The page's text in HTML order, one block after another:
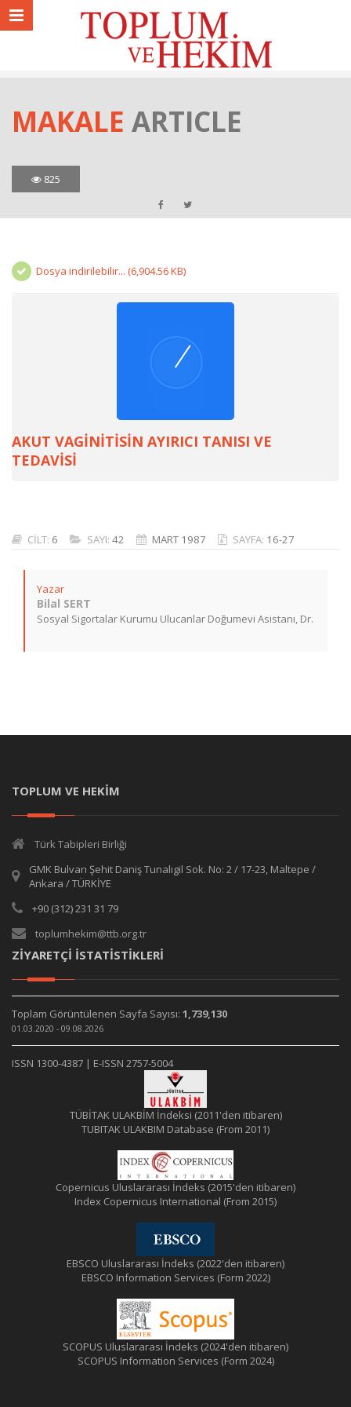
MAKALE ARTICLE
825
Dosya indirilebilir... (6,904.56 KB)
AKUT VAGİNİTİSİN AYIRICI TANISI VE
TEDAVİSİ
CİLT: 6 SAYI: 42 MART 1987 SAYFA: 16-27
Yazar
Bilal SERT
Sosyal Sigortalar Kurumu Ulucanlar Doğumevi Asistanı, Dr.
TOPLUM VE HEKİM
Türk Tabipleri Birliği
GMK Bulvarı Şehit Daniş Tunalıgil Sok. No: 2 / 17-23, Maltepe /
Ankara / TÜRKİYE
+90 (312) 231 31 79
toplumhekim@ttb.org.tr
ZİYARETÇİ İSTATİSTİKLERİ
Toplam Görüntülenen Sayfa Sayısı: 1,739,130
01.03.2020 - 09.08.2026
ISSN 1300-4387 | E-ISSN 2757-5004
TÜBİTAK ULAKBİM İndeksi (2011'den itibaren)
TUBITAK ULAKBIM Database (From 2011)
Copernicus Uluslararası İndeks (2015'den itibaren)
Index Copernicus International (From 2015)
EBSCO Uluslararası İndeks (2022'den itibaren)
EBSCO Information Services (Form 2022)
SCOPUS Uluslararası İndeks (2024'den itibaren)
SCOPUS Information Services (Form 2024)